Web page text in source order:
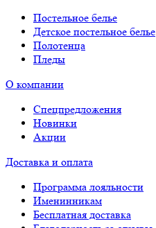
Постельное белье
Детское постельное белье
Полотенца
Пледы
О компании
Спецпредложения
Новинки
Акции
Доставка и оплата
Программа лояльности
Именинникам
Бесплатная доставка